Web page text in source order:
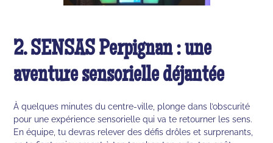
2. SENSAS Perpignan : une
aventure sensorielle déjantée
À quelques minutes du centre-ville, plonge dans l’obscurité
pour une expérience sensorielle qui va te retourner les sens.
En équipe, tu devras relever des défis drôles et surprenants,